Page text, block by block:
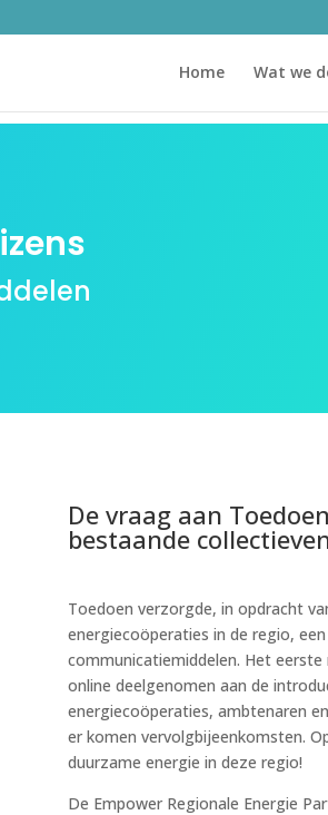
Home Wat we
De vraag aan
bestaande
Toedoen verzorgde, in opdracht
energiecoöperaties in de regio,
communicatiemiddelen. Het
online deelgenomen aan de
energiecoöperaties, ambtenaren
er komen vervolgbijeenkomsten.
duurzame energie in deze regio!
De Empower Regionale Energie